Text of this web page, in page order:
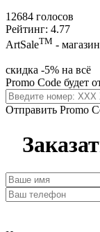
12684 голосов
Рейтинг: 4.77
ArtSaleТМ -
скидка -5% на всё
Promo Code будет
Отправить Promo